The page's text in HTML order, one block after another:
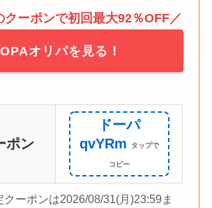
クーポンで初回最大92％OFF／
オリパを見る！
ポン
ドーパ
qvYRm
クーポンは2026/08/31(月)23:59ま